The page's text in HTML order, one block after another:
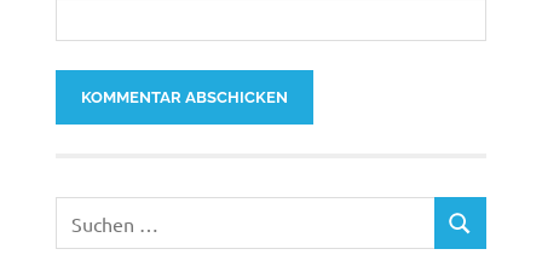
nach:
SUCHEN